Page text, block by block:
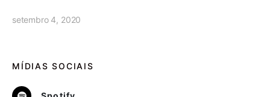
setembro 4, 2020
MÍDIAS SOCIAIS